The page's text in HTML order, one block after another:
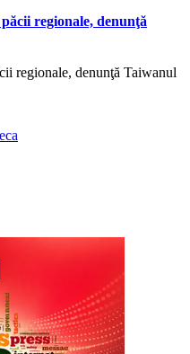
regionale, denunţă
regionale, denunţă Taiwanul